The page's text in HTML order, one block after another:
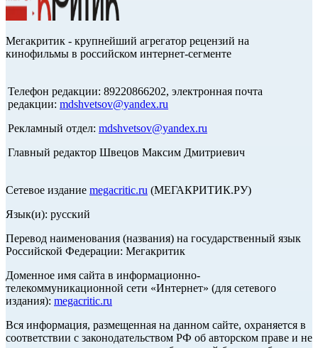
Мегакритик - крупнейший агрегатор рецензий на
кинофильмы в российском интернет-сегменте
Телефон редакции: 89220866202, электронная почта
редакции: mdshvetsov@yandex.ru
Рекламный отдел: mdshvetsov@yandex.ru
Главный редактор Швецов Максим Дмитриевич
Сетевое издание megacritic.ru (МЕГАКРИТИК.РУ)
Язык(и): русский
Перевод наименования (названия) на государственный язык
Российской Федерации: Мегакритик
Доменное имя сайта в информационно-
телекоммуникационной сети «Интернет» (для сетевого
издания): megacritic.ru
Вся информация, размещенная на данном сайте, охраняется в
соответствии с законодательством РФ об авторском праве и не